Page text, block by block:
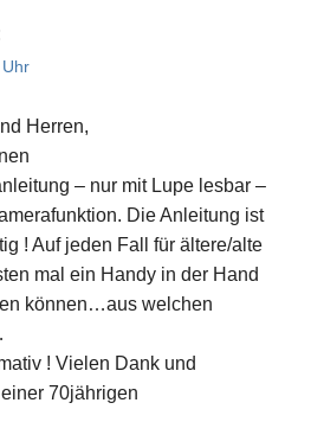
Herren,
– nur mit Lupe lesbar –
Die Anleitung ist
! Auf jeden Fall für ältere/alte
mal ein Handy in der Hand
können…aus welchen
! Vielen Dank und
70jährigen